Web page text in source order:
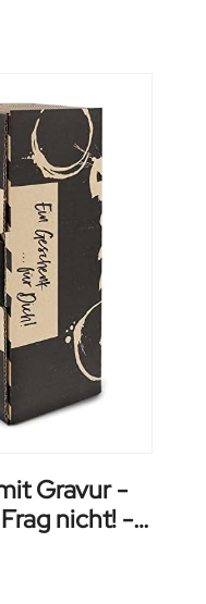
Gravur -
nicht! -
Männer &